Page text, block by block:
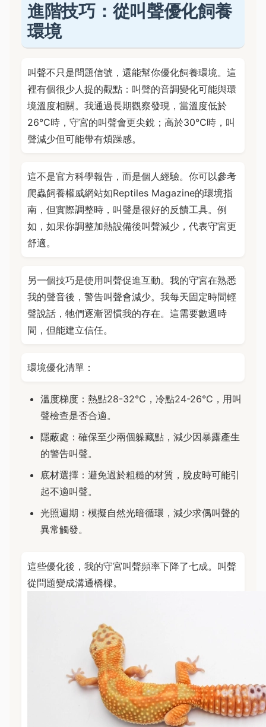
進階技巧：從叫聲優化飼養
環境
叫聲不只是問題信號，還能幫你優化飼養環境。這
裡有個很少人提的觀點：叫聲的音調變化可能與環
境溫度相關。我通過長期觀察發現，當溫度低於
26°C時，守宮的叫聲會更尖銳；高於30°C時，叫
聲減少但可能帶有煩躁感。
這不是官方科學報告，而是個人經驗。你可以參考
爬蟲飼養權威網站如Reptiles Magazine的環境指
南，但實際調整時，叫聲是很好的反饋工具。例
如，如果你調整加熱設備後叫聲減少，代表守宮更
舒適。
另一個技巧是使用叫聲促進互動。我的守宮在熟悉
我的聲音後，警告叫聲會減少。我每天固定時間輕
聲說話，牠們逐漸習慣我的存在。這需要數週時
間，但能建立信任。
環境優化清單：
溫度梯度：熱點28-32°C，冷點24-26°C，用叫
聲檢查是否合適。
隱蔽處：確保至少兩個躲藏點，減少因暴露產生
的警告叫聲。
底材選擇：避免過於粗糙的材質，脫皮時可能引
起不適叫聲。
光照週期：模擬自然光暗循環，減少求偶叫聲的
異常觸發。
這些優化後，我的守宮叫聲頻率下降了七成。叫聲
從問題變成溝通橋樑。